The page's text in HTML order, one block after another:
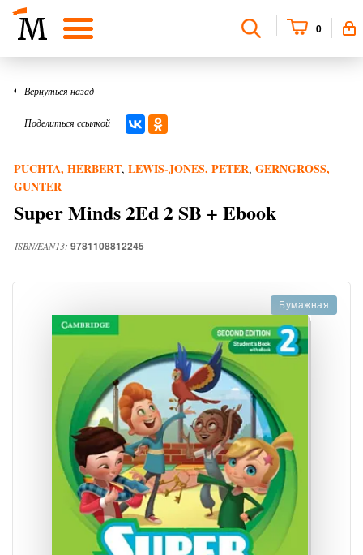
0
Вернуться назад
Поделиться ссылкой
PUCHTA, HERBERT, LEWIS-JONES, PETER, GERNGROSS,
GUNTER
Super Minds 2Ed 2 SB + Ebook
ISBN/EAN13: 9781108812245
Бумажная